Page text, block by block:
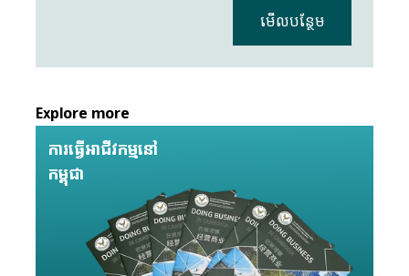
មើលបន្ថែម
Explore more
ការធ្វើអាជីវកម្មនៅ
កម្ពុជា